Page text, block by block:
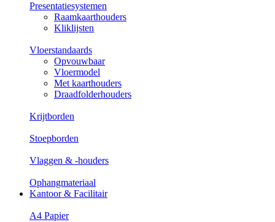
Presentatiesystemen
Raamkaarthouders
Kliklijsten
Vloerstandaards
Opvouwbaar
Vloermodel
Met kaarthouders
Draadfolderhouders
Krijtborden
Stoepborden
Vlaggen & -houders
Ophangmateriaal
Kantoor & Facilitair
A4 Papier